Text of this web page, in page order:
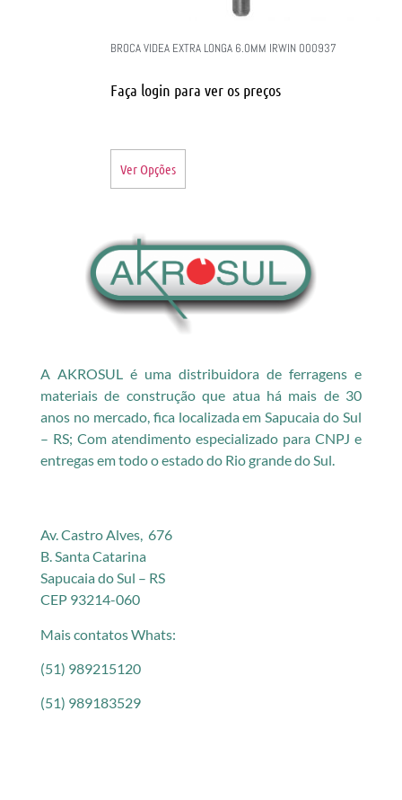
BROCA VIDEA EXTRA LONGA 6.0MM IRWIN 000937
Faça login para ver os preços
Ver Opções
A AKROSUL é uma distribuidora de ferragens e
materiais de construção que atua há mais de 30
anos no mercado, fica localizada em Sapucaia do Sul
– RS; Com atendimento especializado para CNPJ e
entregas em todo o estado do Rio grande do Sul.
Av. Castro Alves, 676
B. Santa Catarina
Sapucaia do Sul – RS
CEP 93214-060
Mais contatos Whats:
(51) 989215120
(51) 989183529